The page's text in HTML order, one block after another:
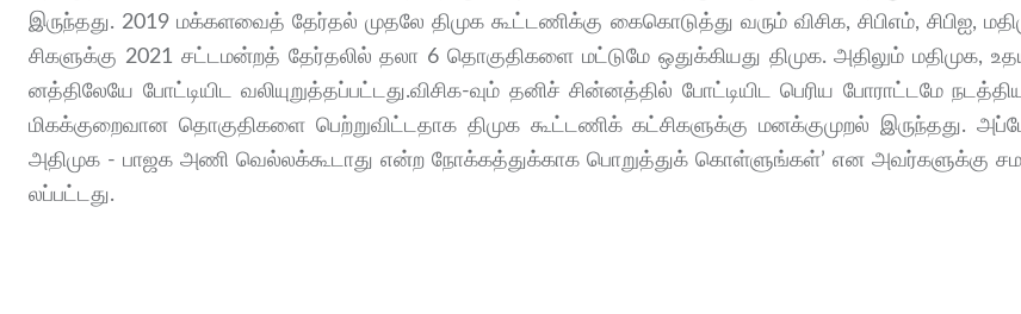
இருந்​தது. 2019 மக்​கள​வைத் தேர்​தல் முதலே திமுக கூட்​ட​ணிக்கு கைகொடுத்து வரும் விசிக, சிபிஎம், சிபிஐ,
சிகளுக்கு 2021 சட்​டமன்​றத் தேர்​தலில் தலா 6 தொகு​தி​களை மட்​டுமே ஒதுக்​கியது திமுக. அதி​லும் மதி​முக,
னத்​திலேயே போட்​டி​யிட வலி​யுறுத்​தப்​பட்​டது.விசிக-​வும் தனிச் சின்​னத்​தில் போட்​டி​யிட பெரிய போராட்​டமே
மிகக்​குறை​வான தொகு​தி​களை பெற்​று​விட்​ட​தாக திமுக கூட்​ட​ணிக் கட்​சிகளுக்கு மனக்​கு​முறல் இருந்​தது.
அதி​முக - பாஜக அணி வெல்​லக்​கூ​டாது என்ற நோக்​கத்​துக்​காக பொறுத்​துக் கொள்​ளுங்​கள்’ என அவர்​களுக்கு
லப்​பட்​டது.